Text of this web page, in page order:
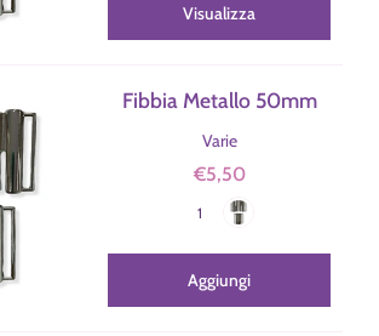
Visualizza
Fibbia Metallo 50mm
Varie
€5,50
Colore
1
Aggiungi